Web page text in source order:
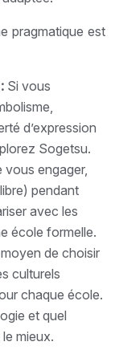
pragmatique est
Si vous
d’expression
Sogetsu.
vous engager,
pendant
avec les
école formelle.
de choisir
culturels
chaque école.
et quel
mieux.